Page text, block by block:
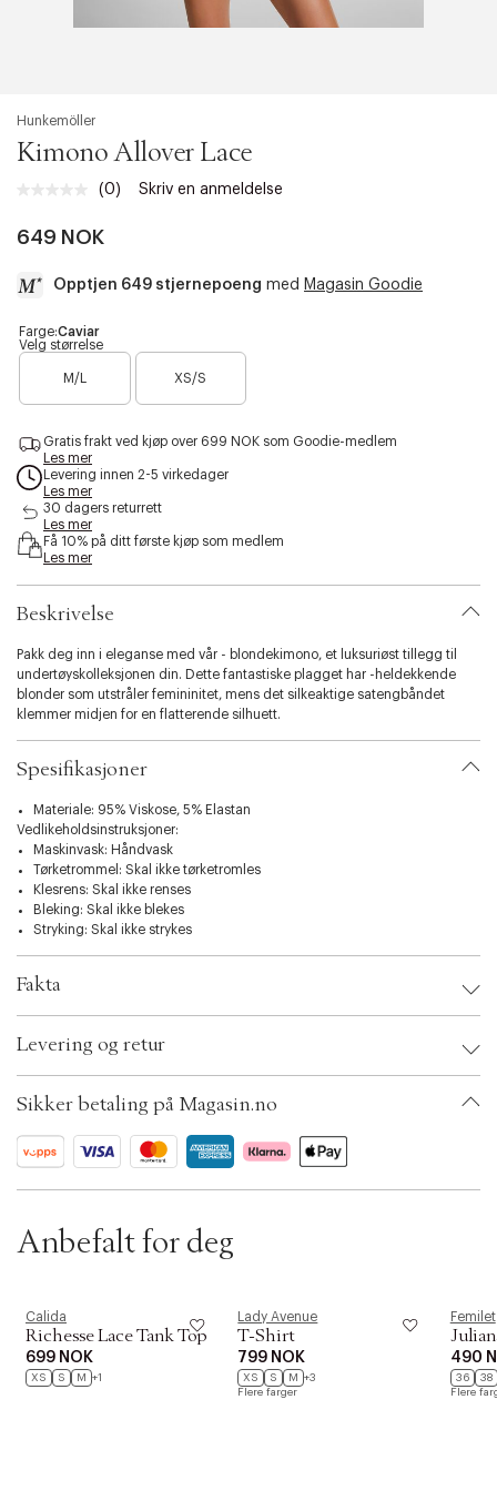
Hunkemöller
Kimono Allover Lace
Ingen
Samme
(0) Skriv en anmeldelse
649 NOK
Opptjen 649 stjernepoeng med Magasin Goodie
a
c
s
i
b
i
i
t
v
r
i
a
t
n
s
e
l
e
c
t
i
o
Farge:Caviar
Velg størrelse
M/L XS/S
Gratis frakt ved kjøp over 699 NOK som Goodie-medlem
Les mer
Levering innen 2-5 virkedager
Les mer
30 dagers returrett
Les mer
Få 10% på ditt første kjøp som medlem
Les mer
Beskrivelse
Pakk deg inn i eleganse med vår - blondekimono, et luksuriøst tillegg til
undertøyskolleksjonen din. Dette fantastiske plagget har -heldekkende
blonder som utstråler femininitet, mens det silkeaktige satengbåndet
klemmer midjen for en flatterende silhuett.
Spesifikasjoner
Materiale: 95% Viskose, 5% Elastan
Vedlikeholdsinstruksjoner:
Maskinvask: Håndvask
Tørketrommel: Skal ikke tørketromles
Klesrens: Skal ikke renses
Bleking: Skal ikke blekes
Stryking: Skal ikke strykes
Fakta
EAN: 8720991526571
Ax numbers: 06786491
ID: BKLK60-07R7
Levering og retur
Sikker betaling på Magasin.no
Anbefalt for deg
Calida
Richesse Lace Tank Top
699 NOK
XS S M +1
Lady Avenue
T-Shirt
799 NOK
XS S M
+3
Flere farger
Femilet
490
36
38
Flere